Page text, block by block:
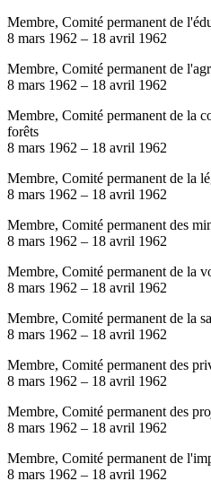
Membre, Comité permanent de
8 mars 1962 – 18 avril 1962
Membre, Comité permanent de
8 mars 1962 – 18 avril 1962
Membre, Comité permanent de la
forêts
8 mars 1962 – 18 avril 1962
Membre, Comité permanent de la
8 mars 1962 – 18 avril 1962
Membre, Comité permanent des
8 mars 1962 – 18 avril 1962
Membre, Comité permanent de la
8 mars 1962 – 18 avril 1962
Membre, Comité permanent de la
8 mars 1962 – 18 avril 1962
Membre, Comité permanent des
8 mars 1962 – 18 avril 1962
Membre, Comité permanent des
8 mars 1962 – 18 avril 1962
Membre, Comité permanent de
8 mars 1962 – 18 avril 1962